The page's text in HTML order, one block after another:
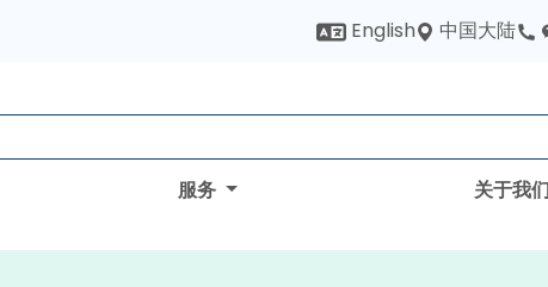
English 中国大陆
服务 关于我们